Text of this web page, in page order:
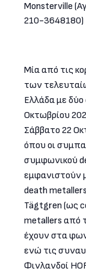
Monsterville
210-3648180)
Μία από τις
των
Ελλάδα με
Οκτωβρίου
Σάββατο 22
όπου οι
συμφωνικού
εμφανιστούν
death
Tägtgren (ως
metallers από
έχουν στα
ενώ τις
Φινλανδοί